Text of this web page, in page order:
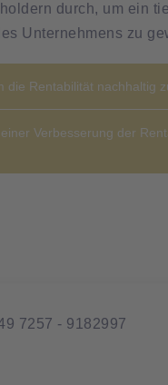
durch, um ein
Unternehmens zu
Rentabilität nachhaltig
Verbesserung der
7257 - 9182997